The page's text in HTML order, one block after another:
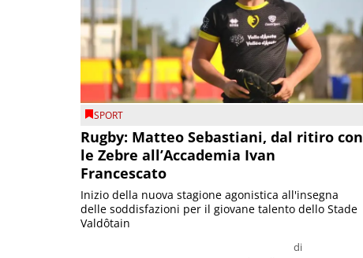
SPORT
Rugby: Matteo Sebastiani, dal ritiro con
le Zebre all’Accademia Ivan
Francescato
di
Inizio della nuova stagione agonistica all'insegna
delle soddisfazioni per il giovane talento dello Stade
Valdôtain